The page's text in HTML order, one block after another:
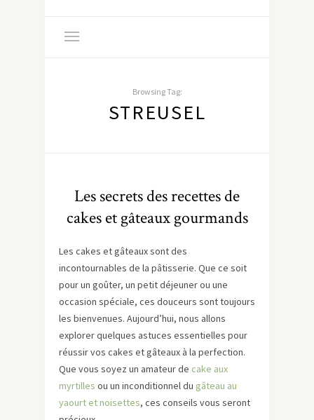
Browsing Tag:
STREUSEL
Les secrets des recettes de
cakes et gâteaux gourmands
Les cakes et gâteaux sont des
incontournables de la pâtisserie. Que ce soit
pour un goûter, un petit déjeuner ou une
occasion spéciale, ces douceurs sont toujours
les bienvenues. Aujourd’hui, nous allons
explorer quelques astuces essentielles pour
réussir vos cakes et gâteaux à la perfection.
Que vous soyez un amateur de cake aux
myrtilles ou un inconditionnel du gâteau au
yaourt et noisettes, ces conseils vous seront